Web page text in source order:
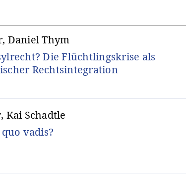
Daniel Thym
Die Flüchtlingskrise als
Rechtsintegration
Kai Schadtle
vadis?